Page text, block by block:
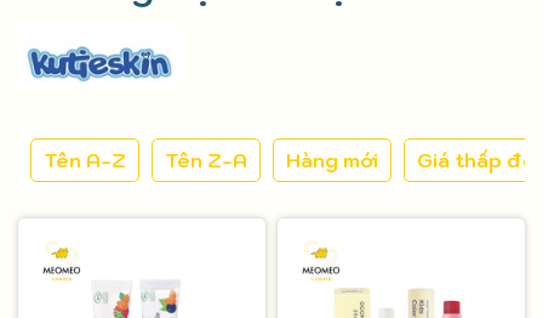
Tên A-Z Tên Z-A Hàng mới Giá thấp